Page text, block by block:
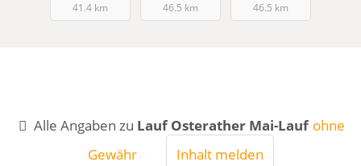
41.4 km
46.5 km
46.5 km
Alle Angaben zu Lauf Osterather Mai-Lauf ohne
Gewähr
Inhalt melden